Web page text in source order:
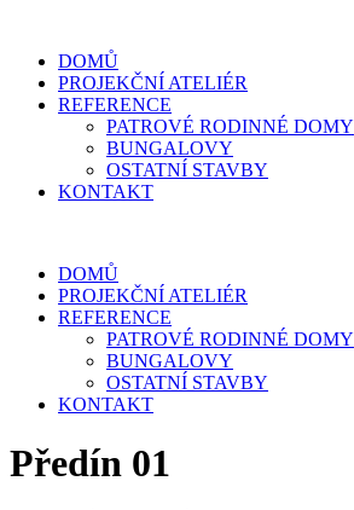
DOMŮ
PROJEKČNÍ ATELIÉR
REFERENCE
PATROVÉ RODINNÉ DOMY
BUNGALOVY
OSTATNÍ STAVBY
KONTAKT
DOMŮ
PROJEKČNÍ ATELIÉR
REFERENCE
PATROVÉ RODINNÉ DOMY
BUNGALOVY
OSTATNÍ STAVBY
KONTAKT
Předín 01